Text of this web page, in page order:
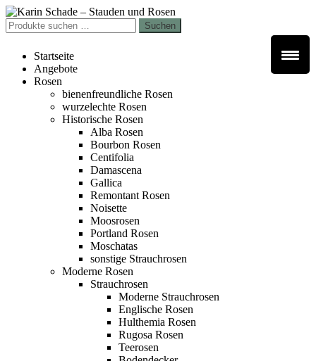
Zur
Navigation
springen
Zum
Inhalt
springen
Suchen
nach:
Suchen
Startseite
Angebote
Rosen
bienenfreundliche Rosen
wurzelechte Rosen
Historische Rosen
Alba Rosen
Bourbon Rosen
Centifolia
Damascena
Gallica
Remontant Rosen
Noisette
Moosrosen
Portland Rosen
Moschatas
sonstige Strauchrosen
Moderne Rosen
Strauchrosen
Moderne Strauchrosen
Englische Rosen
Hulthemia Rosen
Rugosa Rosen
Teerosen